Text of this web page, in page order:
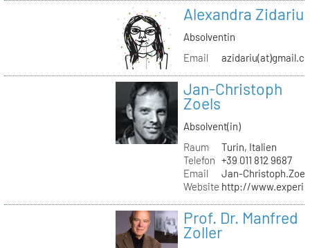
Alexandra Zidariu
Absolventin
Email
Jan-Christoph
Zoels
Absolvent(in)
Raum
Turin, Italien
Telefon +39 011 812 9687
Email
Jan-
Website http://
Prof. Dr. Manfred
Zoller